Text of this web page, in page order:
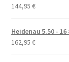
144,95 €
Heidenau 5.50 - 16
162,95 €